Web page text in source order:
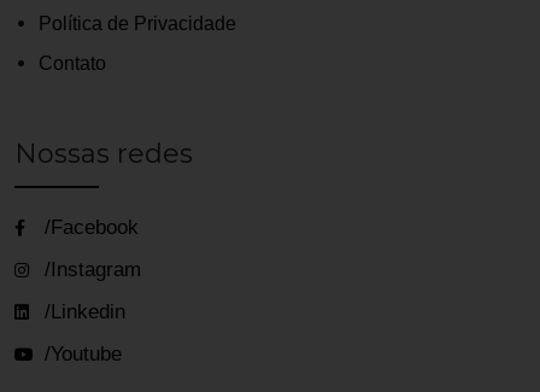
Política de Privacidade
Contato
Nossas redes
/Facebook
/Instagram
/Linkedin
/Youtube